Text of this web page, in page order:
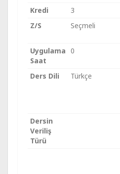
Kredi 3
Z/S
Seçmeli
Uygulama
Saat
0
Ders Dili Türkçe
Dersin
Veriliş
Türü